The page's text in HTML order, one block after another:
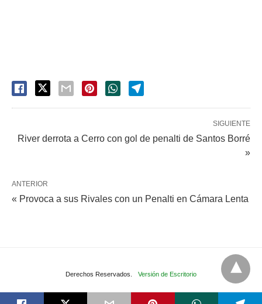
SIGUIENTE
River derrota a Cerro con gol de penalti de Santos Borré
»
ANTERIOR
« Provoca a sus Rivales con un Penalti en Cámara Lenta
Derechos Reservados. Versión de Escritorio